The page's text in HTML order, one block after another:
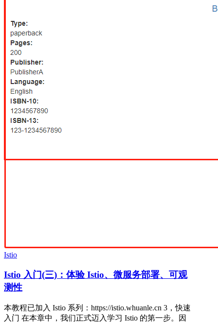
Istio
Istio 入门(三)：体验 Istio、微服务部署、可观
测性
本教程已加入 Istio 系列：https://istio.whuanle.cn 3，快速
入门 在本章中，我们正式迈入学习 Istio 的第一步。因